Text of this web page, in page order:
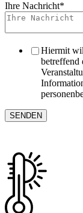
Ihre Nachricht*
Hiermit
betreffend